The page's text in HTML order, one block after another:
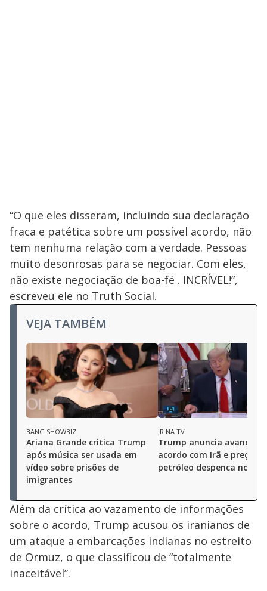
“O que eles disseram, incluindo sua declaração
fraca e patética sobre um possível acordo, não
tem nenhuma relação com a verdade. Pessoas
muito desonrosas para se negociar. Com eles,
não existe negociação de boa-fé . INCRÍVEL!”,
escreveu ele no Truth Social.
VEJA TAMBÉM
BANG SHOWBIZ
Ariana Grande critica Trump
após música ser usada em
vídeo sobre prisões de
imigrantes
JR NA TV
Trump anuncia avanço
acordo com Irã e preço do
petróleo despenca no
Além da crítica ao vazamento de informações
sobre o acordo, Trump acusou os iranianos de
um ataque a embarcações indianas no estreito
de Ormuz, o que classificou de “totalmente
inaceitável”.